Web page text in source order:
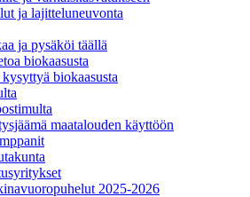
ja lajitteluneuvonta
ja pysäköi täällä
biokaasusta
biokaasusta
maatalouden käyttöön
2025-2026